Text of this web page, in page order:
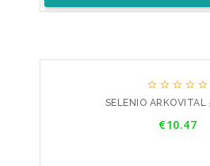
    
SELENIO ARKOVITAL
€10.47